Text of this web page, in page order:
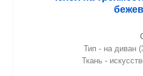
Тип - на диван
Ткань -